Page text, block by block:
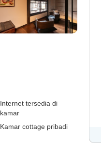
Internet tersedia di
kamar
Kamar cottage pribadi